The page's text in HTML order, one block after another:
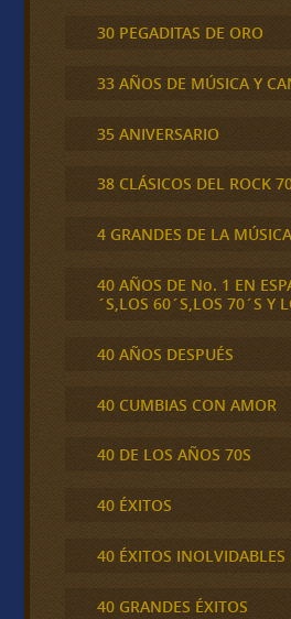
30 PEGADITAS DE ORO
33 AÑOS DE MÚSICA Y
35 ANIVERSARIO
38 CLÁSICOS DEL ROCK
4 GRANDES DE LA
40 AÑOS DE No. 1 EN
´S,LOS 60´S,LOS 70´S Y
40 AÑOS DESPUÉS
40 CUMBIAS CON AMOR
40 DE LOS AÑOS 70S
40 ÉXITOS
40 ÉXITOS INOLVIDABLES
40 GRANDES ÉXITOS